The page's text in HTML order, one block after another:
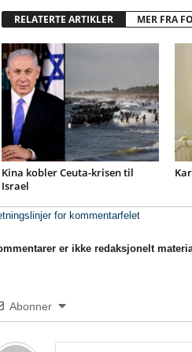
RELATERTE ARTIKLER MER FRA
Kina kobler Ceuta-krisen til
Israel
for kommentarfelet
er ikke redaksjonelt
Abonner